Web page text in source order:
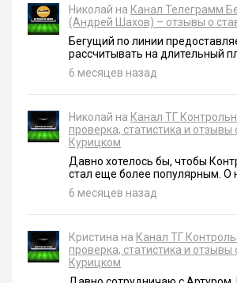
Николай на Канал Телеграмм
(Андрей Шахов) – отзывы о
Бегущий по линии
рассчитывать на длительный
6 месяцев назад
Николай на Канал ТГ
проверка, статистика и отзывы
Курицком
Давно хотелось бы, чтобы
стал еще более популярным. О
6 месяцев назад
Кристина на Канал ТГ
проверка, статистика и отзывы
Курицком